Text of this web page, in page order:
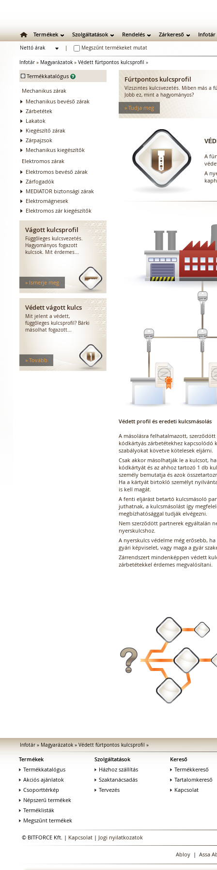
Termékek Szolgáltatások Rendelés Zárkereső Infotár
Nettó árak
Megszűnt termékeket mutat
Infotár » Magyarázatok » Védett fúrtpontos kulcsprofil »
- Termékkatalógus
Mechanikus zárak
Mechanikus bevéső zárak
Zárbetétek
Lakatok
Kiegészítő zárak
Zárpajzsok
Mechanikus kiegészítők
Elektromos zárak
Elektromos bevéső zárak
Zárfogadók
MEDIATOR biztonsági zárak
Elektromágnesek
Elektromos zár kiegészítők
Vágott kulcsprofil
Függőleges kulcsvezetés.
Hagyományos fogazott
kulcsok. Mit érdemes...
» Ismerje meg
Védett vágott kulcs
Mit jelent a védett,
függőleges kulcsprofil? Bárki
másolhat fogazott...
» Tovább
Fúrtpontos kulcsprofil
Vízszintes kulcsvezetés. Miben más a
Jobb ez, mint a hagyományos?
» Tudja meg
A
A
Védett profil és eredeti kulcsmásolás
A másolásra felhatalmazott,
kódkártyás zárbetétekhez kapcsolódó
szabályokat követve kötelesek eljárni.
Csak akkor másolhatják le a kulcsot,
kódkártyát és az ahhoz tartozó 1 db
személy bemutatja és azok
Ha a kártyát birtokló személyt
is kell magát.
A fenti eljárást betartó kulcsmásoló
juthatnak, a kulcsmásolást így
megbízhatósággal tudják elvégezni.
Nem szerződött partnerek egyáltalán
nyerskulcshoz.
A nyerskulcs védelme még erősebb,
gyári képviselet, vagy maga a gyár
Zárrendszert mindenképpen védett
zárbetétekkel érdemes megvalósítani.
Infotár» Magyarázatok» Védett fúrtpontos kulcsprofil »
Termékek
Termékkatalógus
Akciós ajánlatok
Csoporttérkép
Népszerű termékek
Terméklisták
Megszűnt termékek
Szolgáltatások
Házhoz szállítás
Szaktanácsadás
Tervezés
Kereső
Termékkereső
Tartalomkereső
Kapcsolat
© BITFORCE Kft. | Kapcsolat | Jogi nyilatkozatok
Abloy| Assa